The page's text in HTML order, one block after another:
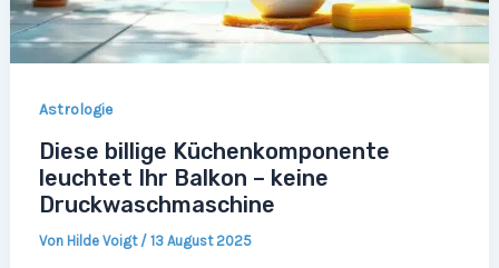
Astrologie
Diese billige Küchenkomponente
leuchtet Ihr Balkon – keine
Druckwaschmaschine
Von Hilde Voigt / 13 August 2025